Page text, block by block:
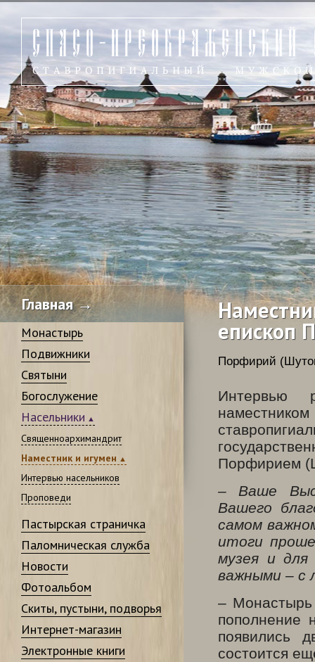
Главная →
Монастырь
Подвижники
Святыни
Богослужение
Насельники
Священноархимандрит
Наместник и игумен
Интервью насельников
Проповеди
Пастырская страничка
Паломническая служба
Новости
Фотоальбом
Скиты, пустыни, подворья
Интернет-магазин
Электронные книги
епископ
Порфирий
Интервью
Порфирием
– Ваше
Вашего
самом
итоги
музея и
важными – с
–
пополнение
появились
состоится